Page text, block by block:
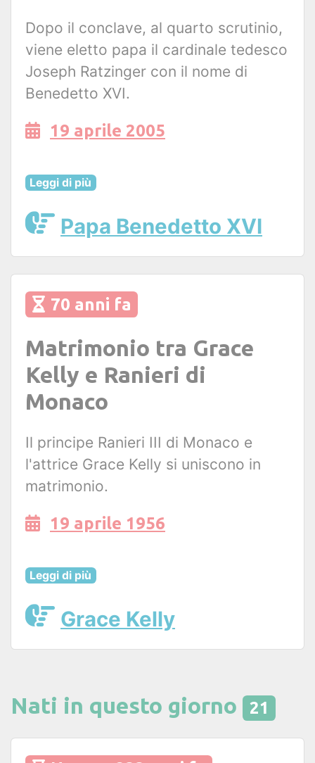
Dopo il conclave, al quarto scrutinio,
viene eletto papa il cardinale tedesco
Joseph Ratzinger con il nome di
Benedetto XVI.
19 aprile 2005
Leggi di più
Papa Benedetto XVI
70 anni fa
Matrimonio tra Grace
Kelly e Ranieri di
Monaco
Il principe Ranieri III di Monaco e
l'attrice Grace Kelly si uniscono in
matrimonio.
19 aprile 1956
Leggi di più
Grace Kelly
Nati in questo giorno 21